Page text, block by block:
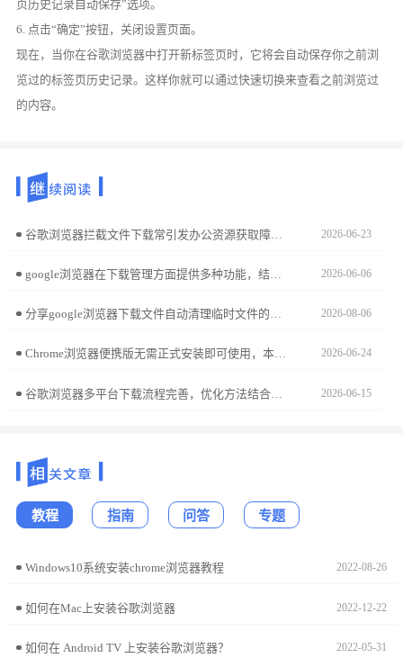
页历史记录自动保存”选项。
6. 点击“确定”按钮，关闭设置页面。
现在，当你在谷歌浏览器中打开新标签页时，它将会自动保存你之前浏
览过的标签页历史记录。这样你就可以通过快速切换来查看之前浏览过
的内容。
谷歌浏览器拦截文件下载常引发办公资源获取障碍。本教程详解如何精准定位安全策略阻断根源，并在确认文件安全的前提下，管理并调整下载拦截权限，确保业务文件顺利下发。 2026-06-23
google浏览器在下载管理方面提供多种功能，结合优化操作技巧与方法，用户可更合理地调度任务并提升整体下载效率。 2026-06-06
分享google浏览器下载文件自动清理临时文件的设置方法，帮助用户释放存储空间，提升系统性能。 2026-08-06
Chrome浏览器便携版无需正式安装即可使用，本文分享安装操作技巧和快速运行方法，让用户在不同设备上便捷使用浏览器。 2026-06-24
谷歌浏览器多平台下载流程完善，优化方法结合配置方案与使用经验，满足多设备下载安装需求。 2026-06-15
教程 指南 问答 专题
Windows10系统安装chrome浏览器教程 2022-08-26
如何在Mac上安装谷歌浏览器 2022-12-22
如何在 Android TV 上安装谷歌浏览器？ 2022-05-31